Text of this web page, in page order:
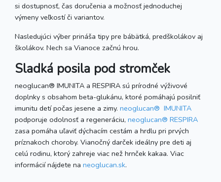
si dostupnosť, čas doručenia a možnosť jednoduchej
výmeny veľkostí či variantov.
Nasledujúci výber prináša tipy pre bábätká, predškolákov aj
školákov. Nech sa Vianoce začnú hrou.
Sladká posila pod stromček
neoglucan® IMUNITA a RESPIRA sú prírodné výživové
doplnky s obsahom beta-glukánu, ktoré pomáhajú posilniť
imunitu detí počas jesene a zimy. neoglucan® IMUNITA
podporuje odolnosť a regeneráciu, neoglucan® RESPIRA
zasa pomáha uľaviť dýchacím cestám a hrdlu pri prvých
príznakoch choroby. Vianočný darček ideálny pre deti aj
celú rodinu, ktorý zahreje viac než hrnček kakaa. Viac
informácií nájdete na neoglucan.sk.